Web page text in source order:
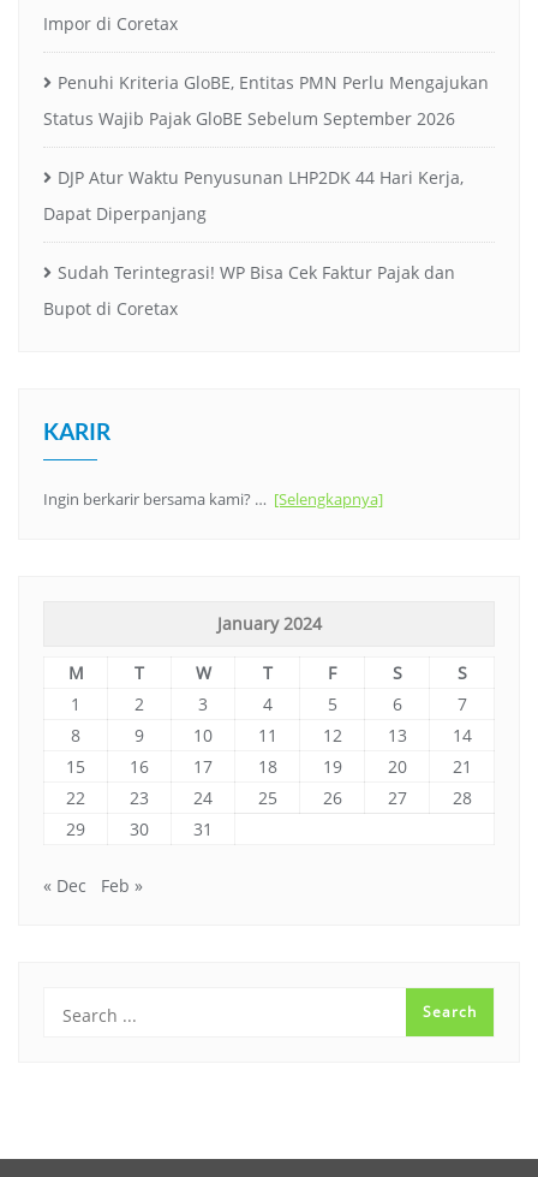
Impor di Coretax
Penuhi Kriteria GloBE, Entitas PMN Perlu Mengajukan
Status Wajib Pajak GloBE Sebelum September 2026
DJP Atur Waktu Penyusunan LHP2DK 44 Hari Kerja,
Dapat Diperpanjang
Sudah Terintegrasi! WP Bisa Cek Faktur Pajak dan
Bupot di Coretax
KARIR
Ingin berkarir bersama kami? … [Selengkapnya]
January 2024
M T W T F S
S
1
2 3 4 5 6
7
8
9 10 11 12 13
14
15
16 17 18 19 20
21
22
23 24 25 26 27
28
29
30 31
« Dec Feb »